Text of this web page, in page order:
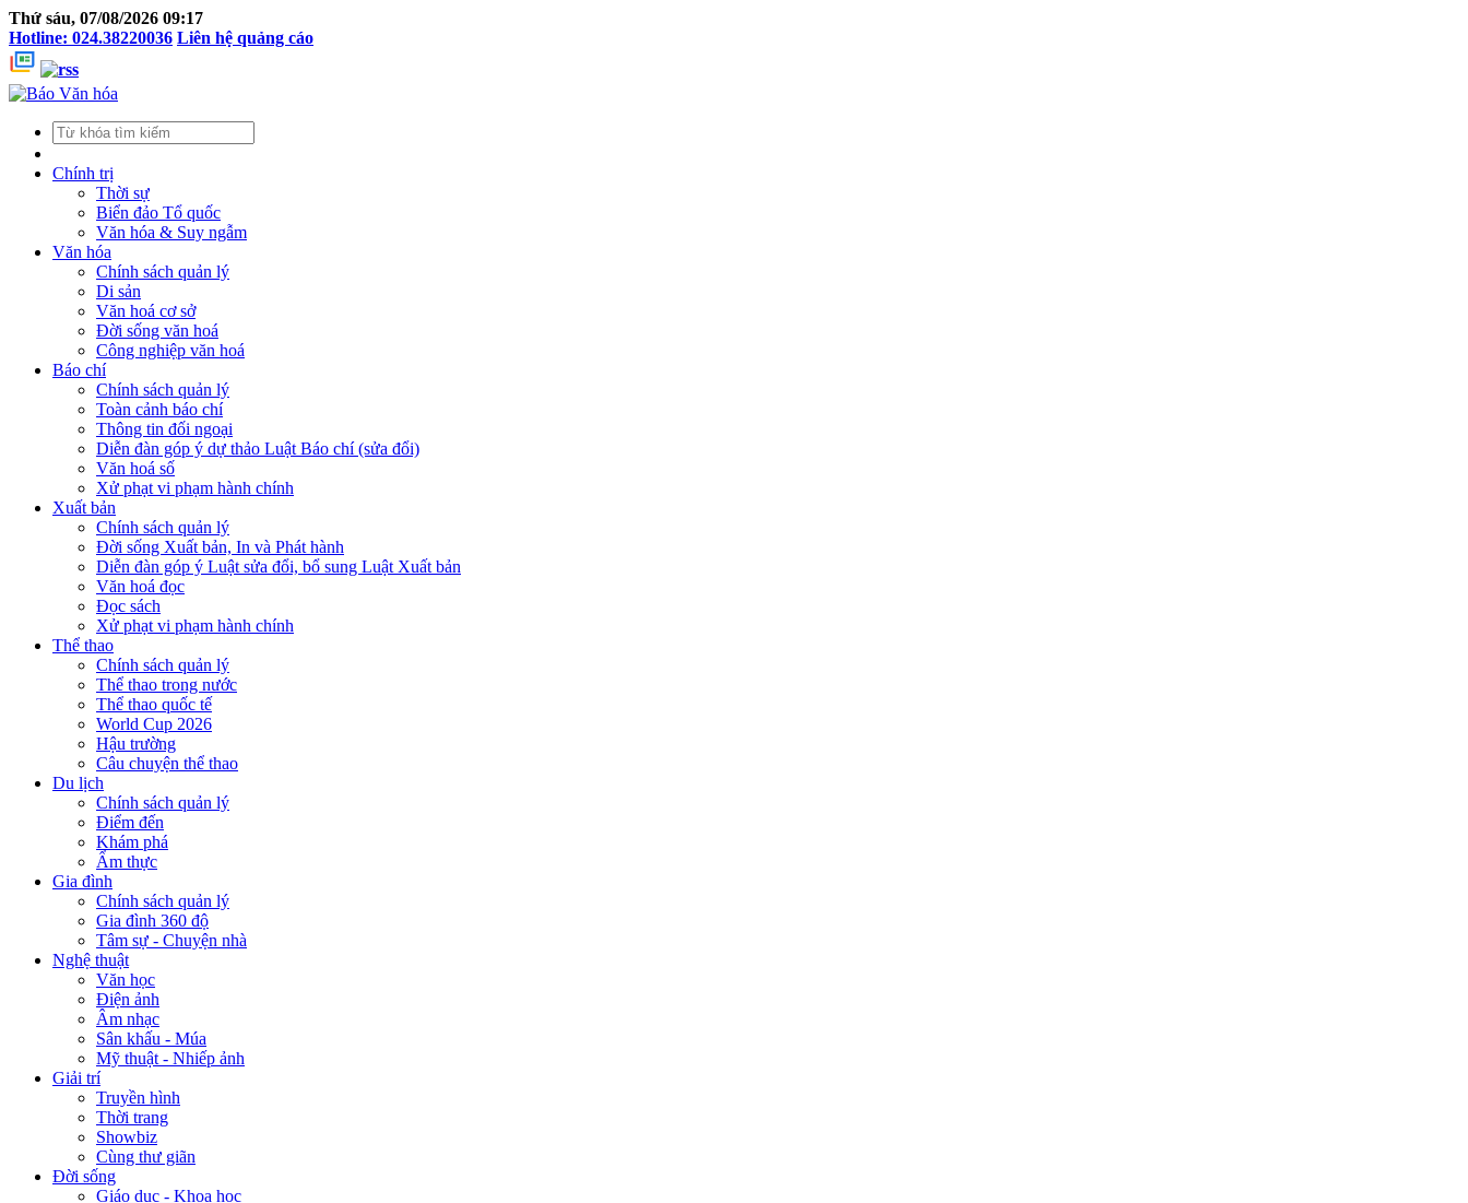
Thứ sáu, 07/08/2026 09:17
Hotline: 024.38220036 Liên hệ quảng cáo
Chính trị
Thời sự
Biển đảo Tổ quốc
Văn hóa & Suy ngẫm
Văn hóa
Chính sách quản lý
Di sản
Văn hoá cơ sở
Đời sống văn hoá
Công nghiệp văn hoá
Báo chí
Chính sách quản lý
Toàn cảnh báo chí
Thông tin đối ngoại
Diễn đàn góp ý dự thảo Luật Báo chí (sửa đổi)
Văn hoá số
Xử phạt vi phạm hành chính
Xuất bản
Chính sách quản lý
Đời sống Xuất bản, In và Phát hành
Diễn đàn góp ý Luật sửa đổi, bổ sung Luật Xuất bản
Văn hoá đọc
Đọc sách
Xử phạt vi phạm hành chính
Thể thao
Chính sách quản lý
Thể thao trong nước
Thể thao quốc tế
World Cup 2026
Hậu trường
Câu chuyện thể thao
Du lịch
Chính sách quản lý
Điểm đến
Khám phá
Ẩm thực
Gia đình
Chính sách quản lý
Gia đình 360 độ
Tâm sự - Chuyện nhà
Nghệ thuật
Văn học
Điện ảnh
Âm nhạc
Sân khấu - Múa
Mỹ thuật - Nhiếp ảnh
Giải trí
Truyền hình
Thời trang
Showbiz
Cùng thư giãn
Đời sống
Giáo dục - Khoa học